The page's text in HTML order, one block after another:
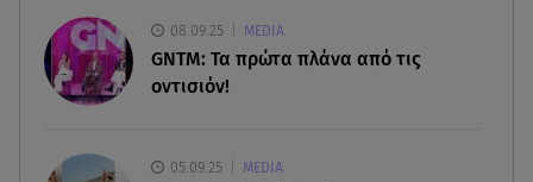
- Σηκώθηκαν εναέρια μέσα
07.08.26 , 18:34
08.09.25 MEDIA
GNTM: Τα πρώτα πλάνα από τις
οντισιόν!
05.09.25 MEDIA